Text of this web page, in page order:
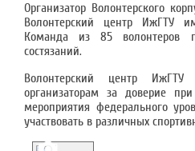
Организатор Волонтерского
Волонтерский центр ИжГТУ
Команда из 85 волонтеров
состязаний.
Волонтерский центр ИжГТУ
организаторам за доверие
мероприятия федерального
участвовать в различных